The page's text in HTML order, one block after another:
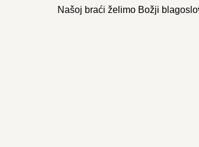
Našoj braći želimo Božji